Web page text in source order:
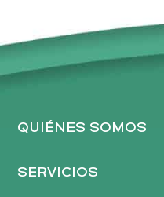
e
r
t
QUIÉNES SOMOS
SERVICIOS